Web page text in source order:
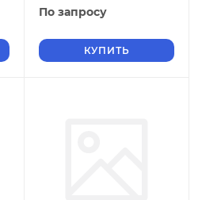
По запросу
КУПИТЬ